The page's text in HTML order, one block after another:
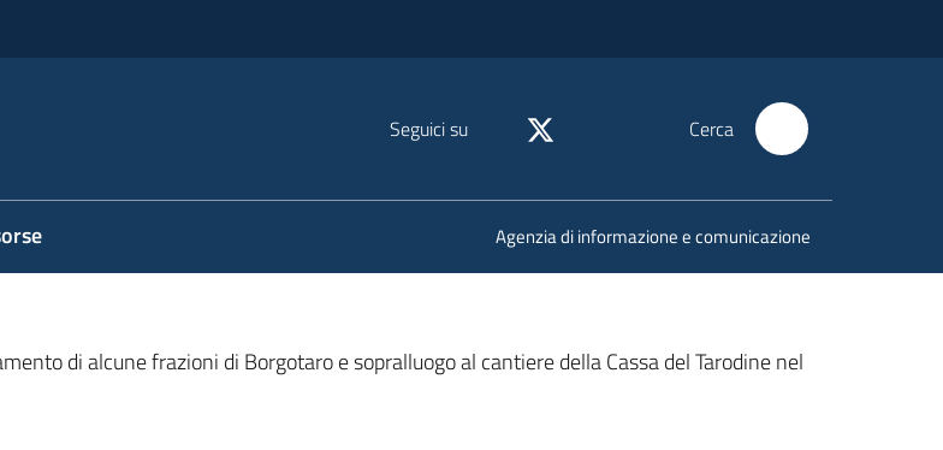
Seguici su Cerca
Agenzia di informazione e comunicazione
di alcune frazioni di Borgotaro e sopralluogo al cantiere della Cassa del Tarodine nel